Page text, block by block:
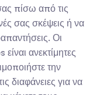
πίσω από τις
σας σκέψεις ή να
Οι
ανεκτίμητες
την
διαφάνειες για να